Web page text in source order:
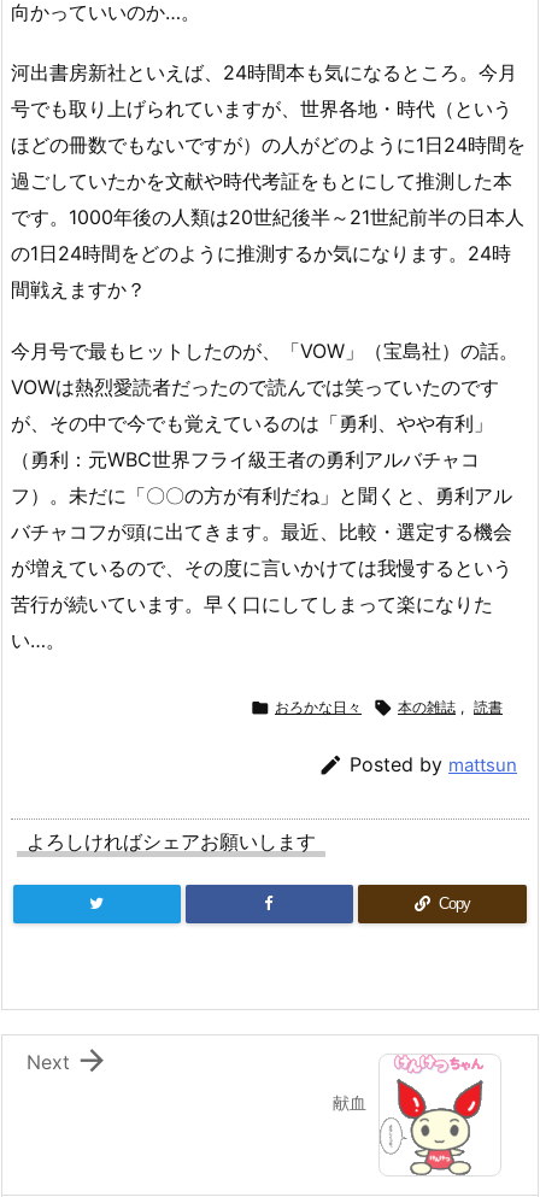
向かっていいのか…。
河出書房新社といえば、24時間本も気になるところ。今月
号でも取り上げられていますが、世界各地・時代（という
ほどの冊数でもないですが）の人がどのように1日24時間を
過ごしていたかを文献や時代考証をもとにして推測した本
です。1000年後の人類は20世紀後半～21世紀前半の日本人
の1日24時間をどのように推測するか気になります。24時
間戦えますか？
今月号で最もヒットしたのが、「VOW」（宝島社）の話。
VOWは熱烈愛読者だったので読んでは笑っていたのです
が、その中で今でも覚えているのは「勇利、やや有利」
（勇利：元WBC世界フライ級王者の勇利アルバチャコ
フ）。未だに「〇〇の方が有利だね」と聞くと、勇利アル
バチャコフが頭に出てきます。最近、比較・選定する機会
が増えているので、その度に言いかけては我慢するという
苦行が続いています。早く口にしてしまって楽になりた
い…。
 おろかな日々  本の雑誌 , 読書
 Posted by mattsun
よろしければシェアお願いします
Copy
献血

Next